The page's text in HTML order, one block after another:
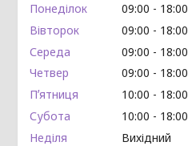
Понеділок 09:00
18:00
Вівторок
09:00
18:00
Середа
09:00
18:00
Четвер
09:00
18:00
Пʼятниця
10:00
18:00
Субота
10:00
18:00
Неділя
Вихідний